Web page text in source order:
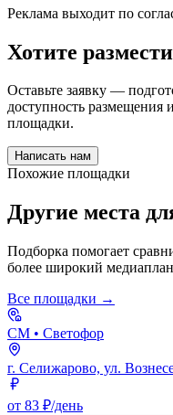
Реклама выходит по
Хотите
Оставьте заявку —
доступность
площадки.
Написать нам
Похожие площадки
Другие места
Подборка помогает
более широкий
Все площадки →
СМ • Светофор
г. Селижарово, ул.
от 83 ₽/день